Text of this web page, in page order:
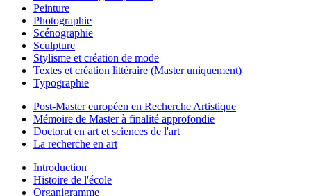
Peinture
Photographie
Scénographie
Sculpture
Stylisme et création de mode
Textes et création littéraire (Master uniquement)
Typographie
Post-Master européen en Recherche Artistique
Mémoire de Master à finalité approfondie
Doctorat en art et sciences de l'art
La recherche en art
Introduction
Histoire de l'école
Organigramme